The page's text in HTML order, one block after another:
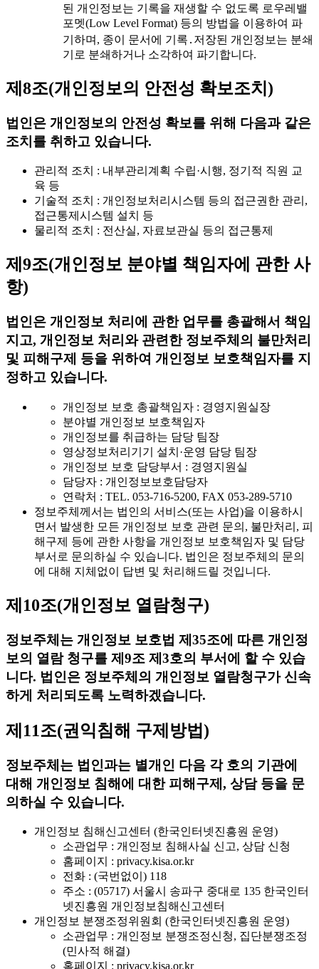
된 개인정보는 기록을 재생할 수 없도록 로우레밸
포멧(Low Level Format) 등의 방법을 이용하여 파
기하며, 종이 문서에 기록․저장된 개인정보는 분쇄
기로 분쇄하거나 소각하여 파기합니다.
제8조(개인정보의 안전성 확보조치)
법인은 개인정보의 안전성 확보를 위해 다음과 같은
조치를 취하고 있습니다.
관리적 조치 : 내부관리계획 수립·시행, 정기적 직원 교
육 등
기술적 조치 : 개인정보처리시스템 등의 접근권한 관리,
접근통제시스템 설치 등
물리적 조치 : 전산실, 자료보관실 등의 접근통제
제9조(개인정보 분야별 책임자에 관한 사
항)
법인은 개인정보 처리에 관한 업무를 총괄해서 책임
지고, 개인정보 처리와 관련한 정보주체의 불만처리
및 피해구제 등을 위하여 개인정보 보호책임자를 지
정하고 있습니다.
개인정보 보호 총괄책임자 : 경영지원실장
분야별 개인정보 보호책임자
개인정보를 취급하는 담당 팀장
영상정보처리기기 설치·운영 담당 팀장
개인정보 보호 담당부서 : 경영지원실
담당자 : 개인정보보호담당자
연락처 : TEL. 053-716-5200, FAX 053-289-5710
정보주체께서는 법인의 서비스(또는 사업)을 이용하시
면서 발생한 모든 개인정보 보호 관련 문의, 불만처리, 피
해구제 등에 관한 사항을 개인정보 보호책임자 및 담당
부서로 문의하실 수 있습니다. 법인은 정보주체의 문의
에 대해 지체없이 답변 및 처리해드릴 것입니다.
제10조(개인정보 열람청구)
정보주체는 개인정보 보호법 제35조에 따른 개인정
보의 열람 청구를 제9조 제3호의 부서에 할 수 있습
니다. 법인은 정보주체의 개인정보 열람청구가 신속
하게 처리되도록 노력하겠습니다.
제11조(권익침해 구제방법)
정보주체는 법인과는 별개인 다음 각 호의 기관에
대해 개인정보 침해에 대한 피해구제, 상담 등을 문
의하실 수 있습니다.
개인정보 침해신고센터 (한국인터넷진흥원 운영)
소관업무 : 개인정보 침해사실 신고, 상담 신청
홈페이지 : privacy.kisa.or.kr
전화 : (국번없이) 118
주소 : (05717) 서울시 송파구 중대로 135 한국인터
넷진흥원 개인정보침해신고센터
개인정보 분쟁조정위원회 (한국인터넷진흥원 운영)
소관업무 : 개인정보 분쟁조정신청, 집단분쟁조정
(민사적 해결)
홈페이지 : privacy.kisa.or.kr